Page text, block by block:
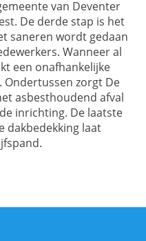
van Deventer
De derde stap is het
saneren wordt gedaan
Wanneer al
een onafhankelijke
zorgt De
asbesthoudend afval
inrichting. De laatste
dakbedekking laat